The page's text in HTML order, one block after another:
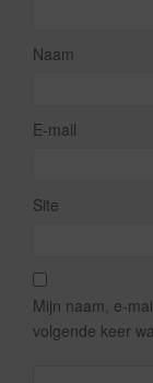
Naam
E-mail
Site
Mijn naam, e-
volgende keer